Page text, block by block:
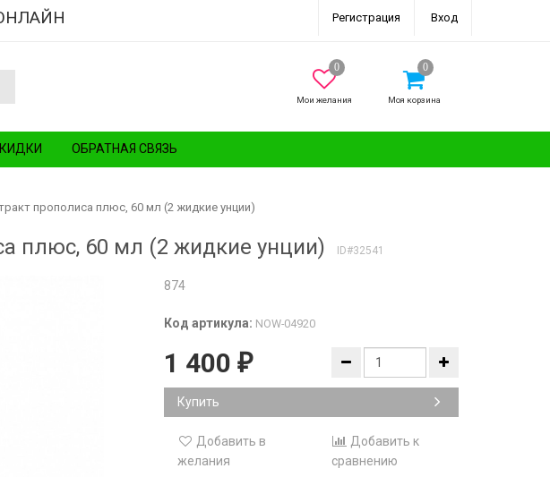
Регистрация Вход
Мои желания Моя корзина
ОБРАТНАЯ СВЯЗЬ
прополиса плюс, 60 мл (2 жидкие унции)
плюс, 60 мл (2 жидкие унции) ID#32541
874
Код артикула: NOW-04920
1 400 ₽
Купить
Добавить в
желания
Добавить к
сравнению